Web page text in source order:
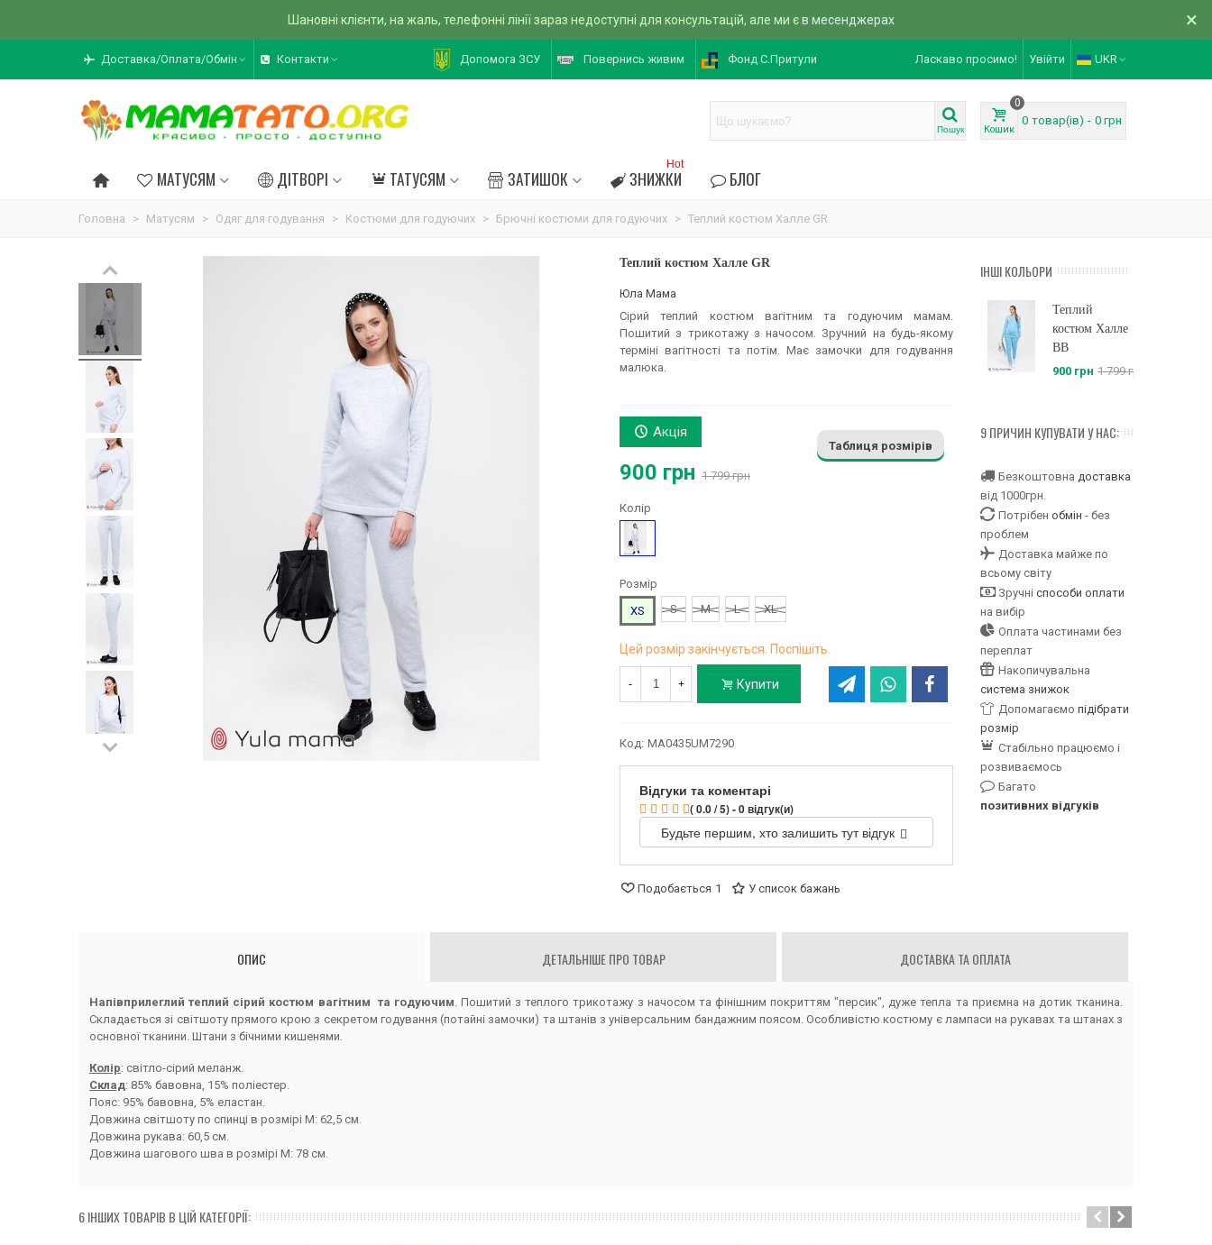
Шановні клієнти, на жаль, телефонні лінії зараз недоступні для консультацій, але ми єв месенджерах ×
Доставка/Оплата/Обмін Контакти Допомога ЗСУ Повернись живим Фонд С.Притули Ласкаво просимо! Увійти UKR
Пошук Кошик
0
0 товар(ів) - 0 грн
МАТУСЯМ ДІТВОРІ ТАТУСЯМ ЗАТИШОК ЗНИЖКИ
Hot
БЛОГ
Головна > Матусям > Одяг для годування > Костюми для годуючих > Брючні костюми для годуючих > Теплий костюм Халле GR
Теплий костюм Халле GR
Юла Мама
Сірий теплий костюм вагітним та годуючим мамам.
Пошитий з трикотажу з начосом. Зручний на будь-якому
терміні вагітності та потім. Має замочки для годування
малюка.
Акція
900 грн 1 799 грн
Таблиця розмірів
Колір
Сірий
Розмір
XS
S M L XL
Цей розмір закінчується. Поспішіть.
- + Купити
Код: MA0435UM7290
Відгуки та коментарі
( 0.0 / 5) - 0 відгук(и)
Будьте першим, хто залишить тут відгук
Подобається 1 У список бажань
ІНШІ КОЛЬОРИ
Теплий
костюм Халле
BB
900 грн 1 799 грн
9 ПРИЧИН КУПУВАТИ У НАС:
Безкоштовна доставка
від 1000грн.
Потрібен обмін - без
проблем
Доставка майже по
всьому світу
Зручні способи оплати
на вибір
Оплата частинами без
переплат
Накопичувальна
система знижок
Допомагаємо підібрати
розмір
Стабільно працюємо і
розвиваємось
Багато
позитивних відгуків
ОПИС ДЕТАЛЬНІШЕ ПРО ТОВАР ДОСТАВКА ТА ОПЛАТА
Напівприлеглий теплий сірий костюм вагітним та годуючим. Пошитий з теплого трикотажу з начосом та фінішним покриттям "персик", дуже тепла та приємна на дотик тканина.
Складається зі світшоту прямого крою з секретом годування (потайні замочки) та штанів з універсальним бандажним поясом. Особливістю костюму є лампаси на рукавах та штанах з
основної тканини. Штани з бічними кишенями.
Колір: світло-сірий меланж.
Склад: 85% бавовна, 15% поліестер.
Пояс: 95% бавовна, 5% еластан.
Довжина світшоту по спинці в розмірі М: 62,5 см.
Довжина рукава: 60,5 см.
Довжина шагового шва в розмірі М: 78 см.
6 ІНШИХ ТОВАРІВ В ЦІЙ КАТЕГОРІЇ: